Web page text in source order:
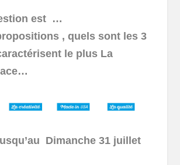
est …
, quels sont les 3
le plus La
Dimanche 31 juillet